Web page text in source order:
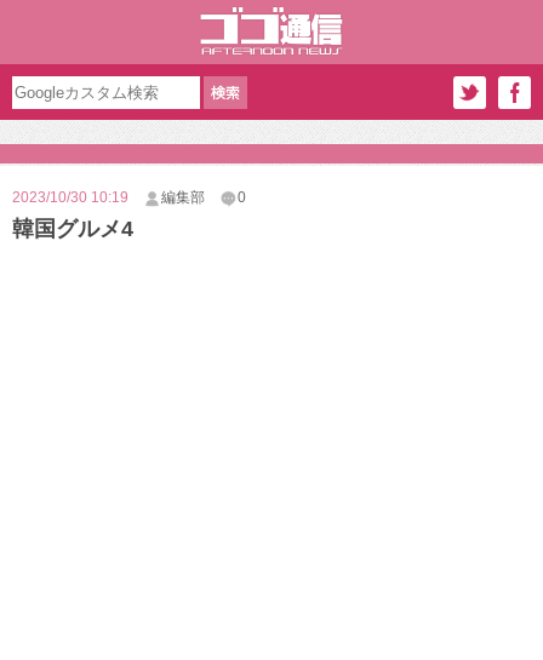
2023/10/30 10:19 編集部 0
韓国グルメ4